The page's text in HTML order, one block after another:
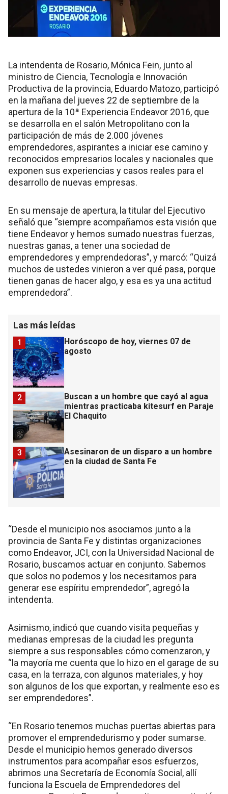
La intendenta de Rosario, Mónica Fein, junto al
ministro de Ciencia, Tecnología e Innovación
Productiva de la provincia, Eduardo Matozo, participó
en la mañana del jueves 22 de septiembre de la
apertura de la 10ª Experiencia Endeavor 2016, que
se desarrolla en el salón Metropolitano con la
participación de más de 2.000 jóvenes
emprendedores, aspirantes a iniciar ese camino y
reconocidos empresarios locales y nacionales que
exponen sus experiencias y casos reales para el
desarrollo de nuevas empresas.
En su mensaje de apertura, la titular del Ejecutivo
señaló que “siempre acompañamos esta visión que
tiene Endeavor y hemos sumado nuestras fuerzas,
nuestras ganas, a tener una sociedad de
emprendedores y emprendedoras”, y marcó: “Quizá
muchos de ustedes vinieron a ver qué pasa, porque
tienen ganas de hacer algo, y esa es ya una actitud
emprendedora”.
Las más leídas
Horóscopo de hoy, viernes 07 de
agosto
1
Buscan a un hombre que cayó al agua
mientras practicaba kitesurf en Paraje
El Chaquito
2
Asesinaron de un disparo a un hombre
en la ciudad de Santa Fe
3
“Desde el municipio nos asociamos junto a la
provincia de Santa Fe y distintas organizaciones
como Endeavor, JCI, con la Universidad Nacional de
Rosario, buscamos actuar en conjunto. Sabemos
que solos no podemos y los necesitamos para
generar ese espíritu emprendedor”, agregó la
intendenta.
Asimismo, indicó que cuando visita pequeñas y
medianas empresas de la ciudad les pregunta
siempre a sus responsables cómo comenzaron, y
“la mayoría me cuenta que lo hizo en el garage de su
casa, en la terraza, con algunos materiales, y hoy
son algunos de los que exportan, y realmente eso es
ser emprendedores”.
“En Rosario tenemos muchas puertas abiertas para
promover el emprendedurismo y poder sumarse.
Desde el municipio hemos generado diversos
instrumentos para acompañar esos esfuerzos,
abrimos una Secretaría de Economía Social, allí
funciona la Escuela de Emprendedores del